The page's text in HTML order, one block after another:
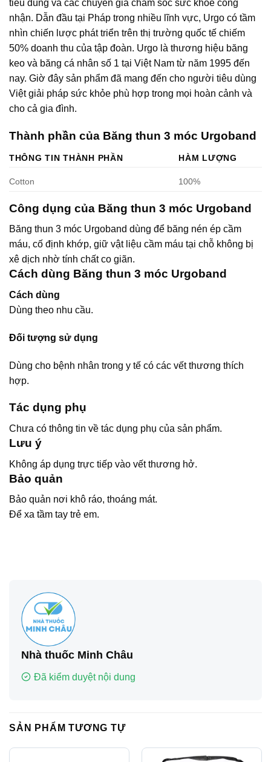
tiêu dùng và các chuyên gia chăm sóc sức khỏe công
nhận. Dẫn đầu tại Pháp trong nhiều lĩnh vực, Urgo có tầm
nhìn chiến lược phát triển trên thị trường quốc tế chiếm
50% doanh thu của tập đoàn. Urgo là thương hiệu băng
keo và băng cá nhân số 1 tại Việt Nam từ năm 1995 đến
nay. Giờ đây sản phẩm đã mang đến cho người tiêu dùng
Việt giải pháp sức khỏe phù hợp trong mọi hoàn cảnh và
cho cả gia đình.
Thành phần của Băng thun 3 móc Urgoband
THÔNG TIN THÀNH PHẦN HÀM LƯỢNG
Cotton 100%
Công dụng của Băng thun 3 móc Urgoband
Băng thun 3 móc Urgoband dùng để băng nén ép cầm
máu, cố định khớp, giữ vật liệu cầm máu tại chỗ không bị
xê dịch nhờ tính chất co giãn.
Cách dùng Băng thun 3 móc Urgoband
Cách dùng
Dùng theo nhu cầu.
Đối tượng sử dụng
Dùng cho bệnh nhân trong y tế có các vết thương thích
hợp.
Tác dụng phụ
Chưa có thông tin về tác dụng phụ của sản phẩm.
Lưu ý
Không áp dụng trực tiếp vào vết thương hở.
Bảo quản
Bảo quản nơi khô ráo, thoáng mát.
Để xa tầm tay trẻ em.
Nhà thuốc Minh Châu
Đã kiểm duyệt nội dung
SẢN PHẨM TƯƠNG TỰ